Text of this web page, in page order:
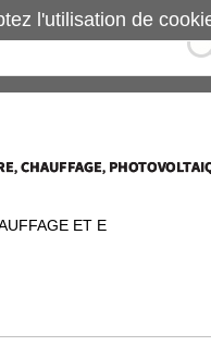
ET E
l'utilisation de